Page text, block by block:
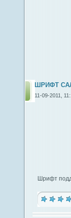
ШРИФТ
11-09-2011,
Шрифт